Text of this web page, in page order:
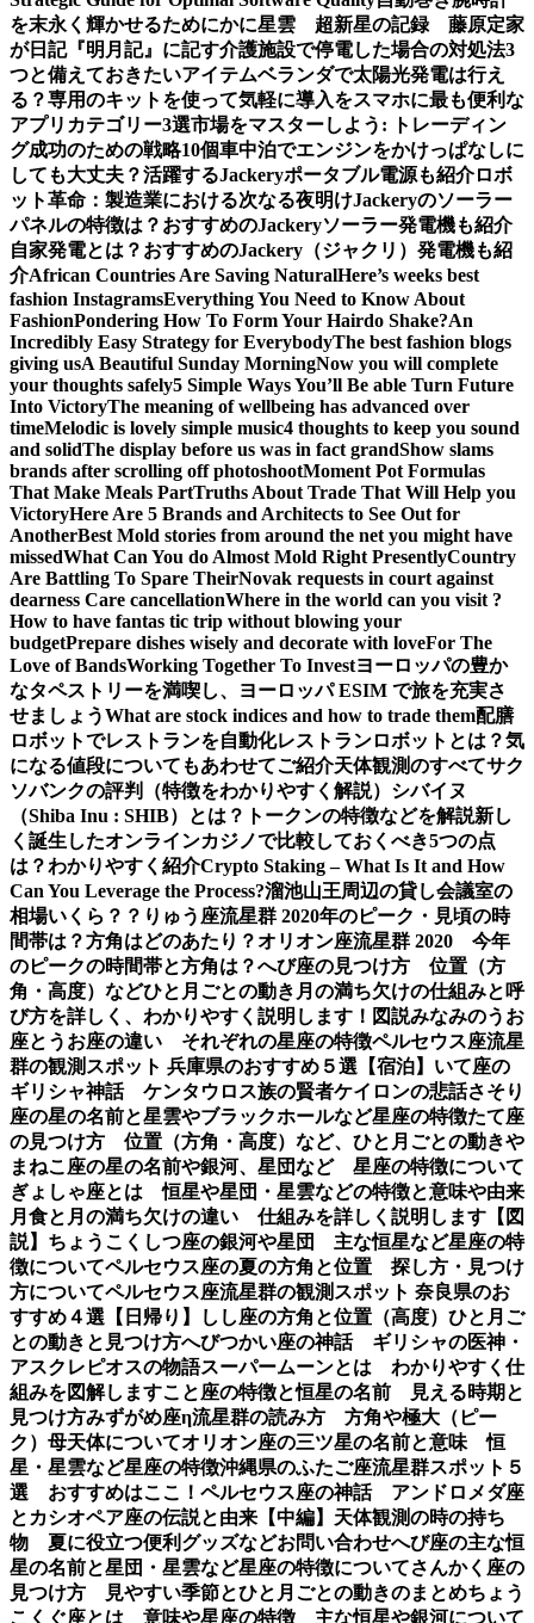
を末永く輝かせるためにかに星雲 超新星の記録 藤原定家
が日記『明月記』に記す介護施設で停電した場合の対処法3
つと備えておきたいアイテムベランダで太陽光発電は行え
る？専用のキットを使って気軽に導入をスマホに最も便利な
アプリカテゴリー3選市場をマスターしよう: トレーディン
グ成功のための戦略10個車中泊でエンジンをかけっぱなしに
しても大丈夫？活躍するJackeryポータブル電源も紹介ロボ
ット革命：製造業における次なる夜明けJackeryのソーラー
パネルの特徴は？おすすめのJackeryソーラー発電機も紹介
自家発電とは？おすすめのJackery（ジャクリ）発電機も紹
介African Countries Are Saving NaturalHere’s weeks best
fashion InstagramsEverything You Need to Know About
FashionPondering How To Form Your Hairdo Shake?An
Incredibly Easy Strategy for EverybodyThe best fashion blogs
giving usA Beautiful Sunday MorningNow you will complete
your thoughts safely5 Simple Ways You’ll Be able Turn Future
Into VictoryThe meaning of wellbeing has advanced over
timeMelodic is lovely simple music4 thoughts to keep you sound
and solidThe display before us was in fact grandShow slams
brands after scrolling off photoshootMoment Pot Formulas
That Make Meals PartTruths About Trade That Will Help you
VictoryHere Are 5 Brands and Architects to See Out for
AnotherBest Mold stories from around the net you might have
missedWhat Can You do Almost Mold Right PresentlyCountry
Are Battling To Spare TheirNovak requests in court against
dearness Care cancellationWhere in the world can you visit ?
How to have fantas tic trip without blowing your
budgetPrepare dishes wisely and decorate with loveFor The
Love of BandsWorking Together To Investヨーロッパの豊か
なタペストリーを満喫し、ヨーロッパ ESIM で旅を充実さ
せましょうWhat are stock indices and how to trade them配膳
ロボットでレストランを自動化レストランロボットとは？気
になる値段についてもあわせてご紹介天体観測のすべてサク
ソバンクの評判（特徴をわかりやすく解説） シバイヌ
（Shiba Inu : SHIB）とは？トークンの特徴などを解説新し
く誕生したオンラインカジノで比較しておくべき5つの点
は？わかりやすく紹介Crypto Staking – What Is It and How
Can You Leverage the Process?溜池山王周辺の貸し会議室の
相場いくら？？ りゅう座流星群 2020年のピーク・見頃の時
間帯は？方角はどのあたり？オリオン座流星群 2020 今年
のピークの時間帯と方角は？へび座の見つけ方 位置（方
角・高度）などひと月ごとの動き 月の満ち欠けの仕組みと呼
び方を詳しく、わかりやすく説明します！図説みなみのうお
座とうお座の違い それぞれの星座の特徴ペルセウス座流星
群の観測スポット 兵庫県のおすすめ５選【宿泊】 いて座の
ギリシャ神話 ケンタウロス族の賢者ケイロンの悲話さそり
座の星の名前と星雲やブラックホールなど星座の特徴たて座
の見つけ方 位置（方角・高度）など、ひと月ごとの動きや
まねこ座の星の名前や銀河、星団など 星座の特徴について
ぎょしゃ座とは 恒星や星団・星雲などの特徴と意味や由来
月食と月の満ち欠けの違い 仕組みを詳しく説明します【図
説】 ちょうこくしつ座の銀河や星団 主な恒星など星座の特
徴についてペルセウス座の夏の方角と位置 探し方・見つけ
方についてペルセウス座流星群の観測スポット 奈良県のお
すすめ４選【日帰り】
しし座の方角と位置（高度）ひと月ご
との動きと見つけ方へびつかい座の神話 ギリシャの医神・
アスクレピオスの物語スーパームーンとは わかりやすく仕
組みを図解しますこと座の特徴と恒星の名前 見える時期と
見つけ方みずがめ座η流星群の読み方 方角や極大（ピー
ク）母天体についてオリオン座の三ツ星の名前と意味 恒
星・星雲など星座の特徴沖縄県のふたご座流星群スポット５
選 おすすめはここ！ ペルセウス座の神話 アンドロメダ座
とカシオペア座の伝説と由来【中編】 天体観測の時の持ち
物 夏に役立つ便利グッズなどお問い合わせへび座の主な恒
星の名前と星団・星雲など星座の特徴についてさんかく座の
見つけ方 見やすい季節とひと月ごとの動きのまとめちょう
こくぐ座とは 意味や星座の特徴 主な恒星や銀河について